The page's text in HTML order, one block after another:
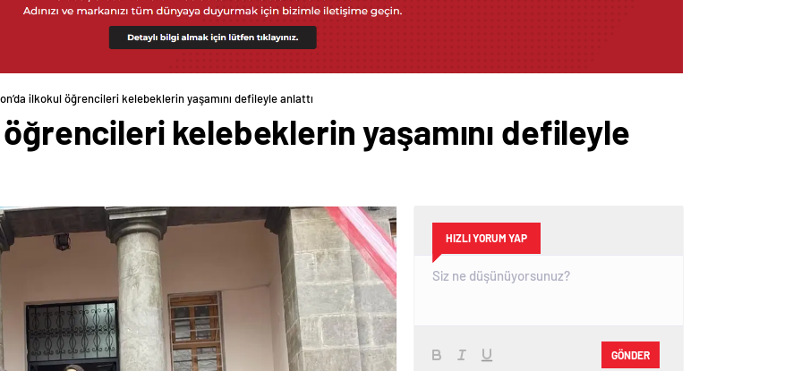
ilkokul öğrencileri kelebeklerin yaşamını defileyle anlattı
öğrencileri kelebeklerin yaşamını defileyle
HIZLI YORUM YAP
GÖNDER